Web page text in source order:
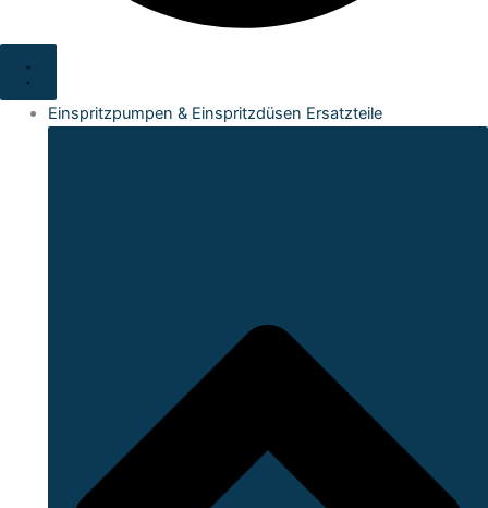
Einspritzpumpen & Einspritzdüsen Ersatzteile